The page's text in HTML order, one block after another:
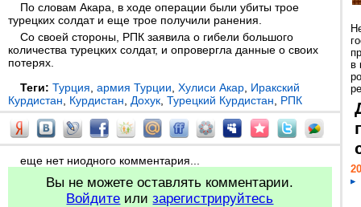
По словам Акара, в ходе операции были убиты трое
турецких солдат и еще трое получили ранения.
Со своей стороны, РПК заявила о гибели большого
количества турецких солдат, и опровергла данные о своих
потерях.
Теги: Турция армия Турции Хулиси Акар Иракский
Курдистан
Курдистан Дохук Турецкий Курдистан РПК
еще нет ниодного комментария...
Вы не можете оставлять комментарии.
Войдите илизарегистрируйтесь
в